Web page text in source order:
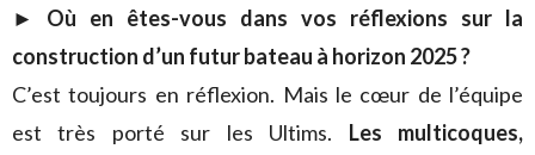
► Où en êtes-vous dans vos réflexions sur la
construction d’un futur bateau à horizon 2025 ?
C’est toujours en réflexion. Mais le cœur de l’équipe
est très porté sur les Ultims. Les multicoques,